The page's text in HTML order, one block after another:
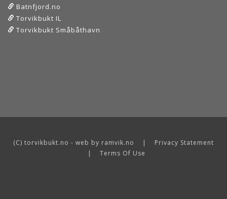
Batnfjord.no
Torvikbukt IL
Torvikbukt Småbåthavn
(C) torvikbukt.no - web by ramvik.no |
Privacy Statement
|
Terms Of Use